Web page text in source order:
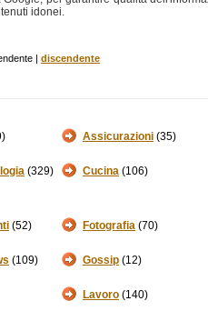
idonei.
| discendente
Assicurazioni (35)
(329) Cucina (106)
(52) Fotografia (70)
(109) Gossip (12)
Lavoro (140)